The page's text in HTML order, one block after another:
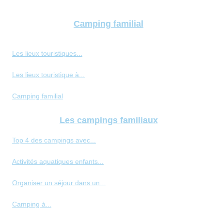
Camping familial
Les lieux touristiques...
Les lieux touristique à...
Camping familial
Les campings familiaux
Top 4 des campings avec...
Activités aquatiques enfants...
Organiser un séjour dans un...
Camping à...